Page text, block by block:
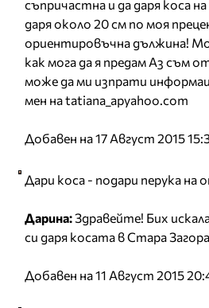
съпричастна и да даря коса
даря около 20 см по моя
ориентировъчна дължина!
как мога да я предам Аз съм
може да ми изпрати
мен на tatiana_apyahoo.com
Добавен на 17 Август 2015
Дари коса - подари перука на
Дарина:Здравейте! Бих
си даря косата в Стара
Добавен на 11 Август 2015